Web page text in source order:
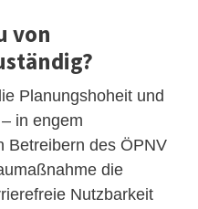
von
Planungshoheit und
in engem
Betreibern des ÖPNV
die
Nutzbarkeit